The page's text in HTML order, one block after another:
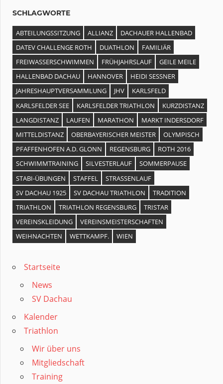
SCHLAGWORTE
ABTEILUNGSSITZUNG ALLIANZ
DACHAUER HALLENBAD
DATEV CHALLENGE ROTH
DUATHLON
FAMILIÄR
FREIWASSERSCHWIMMEN
FRÜHJAHRSLAUF
GEILE MEILE
HALLENBAD DACHAU
HANNOVER
HEIDI SESSNER
JAHRESHAUPTVERSAMMLUNG
JHV
KARLSFELD
KARLSFELDER SEE
KARLSFELDER TRIATHLON
KURZDISTANZ
LANGDISTANZ
LAUFEN MARATHON
MARKT INDERSDORF
MITTELDISTANZ
OBERBAYERISCHER MEISTER
OLYMPISCH
PFAFFENHOFEN A.D. GLONN
REGENSBURG
ROTH 2016
SCHWIMMTRAINING
SILVESTERLAUF
SOMMERPAUSE
STABI-ÜBUNGEN
STAFFEL
STRASSENLAUF
SV DACHAU 1925
SV DACHAU TRIATHLON
TRADITION
TRIATHLON
TRIATHLON REGENSBURG
TRISTAR
VEREINSKLEIDUNG
VEREINSMEISTERSCHAFTEN
WEIHNACHTEN
WETTKAMPF. WIEN
Startseite
News
SV Dachau
Kalender
Triathlon
Wir über uns
Mitgliedschaft
Training